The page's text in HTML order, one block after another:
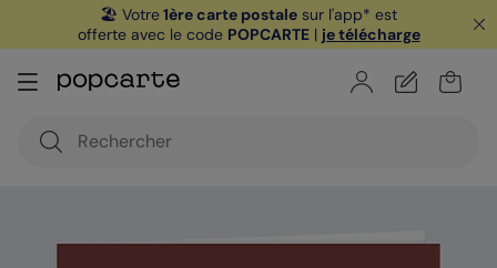
🏖️ Votre1ère carte postale sur l'app* est
offerte avec le code POPCARTE| je télécharge